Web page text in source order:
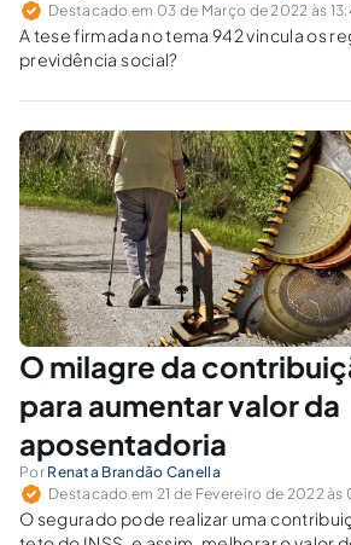
Destacado em 03 de Março de 2022 às
A tese firmada no tema 942 vincula os
previdência social?
O milagre da
para aumentar valor da
aposentadoria
Por Renata Brandão Canella
Destacado em 21 de Fevereiro de 2022 às
O segurado pode realizar uma